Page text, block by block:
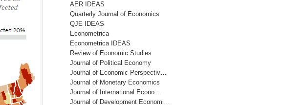
AER IDEAS
Quarterly Journal of Economics
QJE IDEAS
Econometrica
Econometrica IDEAS
Review of Economic Studies
Journal of Political Economy
Journal of Economic Perspectiv…
Journal of Monetary Economics
Journal of International Econo…
Journal of Development Economi…